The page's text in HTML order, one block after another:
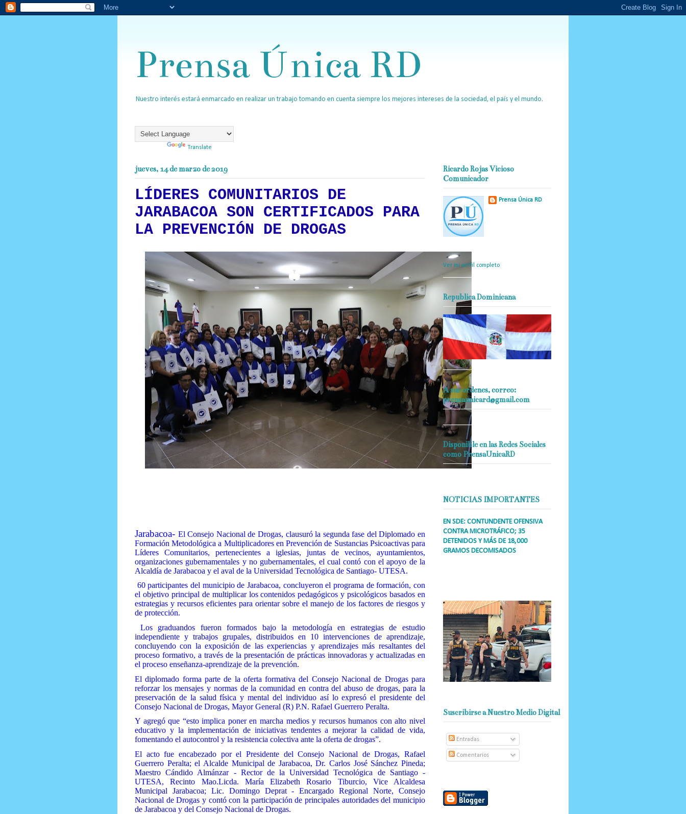
Prensa Única RD
Nuestro interés estará enmarcado en realizar un trabajo tomando en cuenta siempre los mejores intereses de la sociedad, el país y el mundo.
Translate
jueves, 14 de marzo de 2019
LÍDERES COMUNITARIOS DE
JARABACOA SON CERTIFICADOS PARA
LA PREVENCIÓN DE DROGAS
Jarabacoa- El Consejo Nacional de Drogas, clausuró la segunda fase del Diplomado en
Formación Metodológica a Multiplicadores en Prevención de Sustancias Psicoactivas para
Líderes Comunitarios, pertenecientes a iglesias, juntas de vecinos, ayuntamientos,
organizaciones gubernamentales y no gubernamentales, el cual contó con el apoyo de la
Alcaldía de Jarabacoa y el aval de la Universidad Tecnológica de Santiago- UTESA.
60 participantes del municipio de Jarabacoa, concluyeron el programa de formación, con
el objetivo principal de multiplicar los contenidos pedagógicos y psicológicos basados en
estrategias y recursos eficientes para orientar sobre el manejo de los factores de riesgos y
de protección.
Los graduandos fueron formados bajo la metodología en estrategias de estudio
independiente y trabajos grupales, distribuidos en 10 intervenciones de aprendizaje,
concluyendo con la exposición de las experiencias y aprendizajes más resaltantes del
proceso formativo, a través de la presentación de prácticas innovadoras y actualizadas en
el proceso enseñanza-aprendizaje de la prevención.
El diplomado forma parte de la oferta formativa del Consejo Nacional de Drogas para
reforzar los mensajes y normas de la comunidad en contra del abuso de drogas, para la
preservación de la salud física y mental del individuo así lo expresó el presidente del
Consejo Nacional de Drogas, Mayor General (R) P.N. Rafael Guerrero Peralta.
Y agregó que “esto implica poner en marcha medios y recursos humanos con alto nivel
educativo y la implementación de iniciativas tendentes a mejorar la calidad de vida,
fomentando el autocontrol y la resistencia colectiva ante la oferta de drogas”.
El acto fue encabezado por el Presidente del Consejo Nacional de Drogas, Rafael
Guerrero Peralta; el Alcalde Municipal de Jarabacoa, Dr. Carlos José Sánchez Pineda;
Maestro Cándido Almánzar - Rector de la Universidad Tecnológica de Santiago -
UTESA, Recinto Mao.Licda. María Elizabeth Rosario Tiburcio, Vice Alcaldesa
Municipal Jarabacoa; Lic. Domingo Deprat - Encargado Regional Norte, Consejo
Nacional de Drogas y contó con la participación de principales autoridades del municipio
de Jarabacoa y del Consejo Nacional de Drogas.
Ricardo Rojas Vicioso
Comunicador
Prensa Única RD
periodístico en todo momento.
Ver mi perfil completo
Republica Dominicana
A sus ordenes, correo:
prensaunicard@gmail.com
Disponible en las Redes Sociales
como PrensaUnicaRD
NOTICIAS IMPORTANTES
EN SDE: CONTUNDENTE OFENSIVA
CONTRA MICROTRÁFICO; 35
DETENIDOS Y MÁS DE 18,000
GRAMOS DECOMISADOS
Suscribirse a Nuestro Medio Digital
Entradas
Comentarios